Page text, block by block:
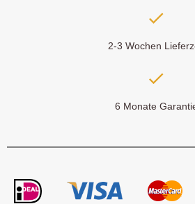
2-3 Wochen
6 Monate